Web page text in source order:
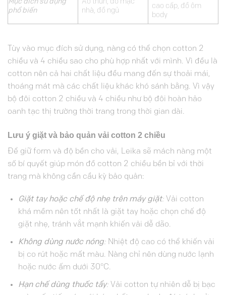
Mục đích sử dụng
phổ biến
Áo thun, đồ mặc
nhà, đồ ngủ
cao cấp, đồ ôm
body
Tùy vào mục đích sử dụng, nàng có thể chọn cotton 2
chiều và 4 chiều sao cho phù hợp nhất với mình. Vì đều là
cotton nên cả hai chất liệu đều mang đến sự thoải mái,
thoáng mát mà các chất liệu khác khó sánh bằng. Vì vậy
bộ đôi cotton 2 chiều và 4 chiều như bộ đôi hoàn hảo
oanh tạc thị trường thời trang trong thời gian dài.
Lưu ý giặt và bảo quản vải cotton 2 chiều
Để giữ form và độ bền cho vải, Leika sẽ mách nàng một
số bí quyết giúp món đồ cotton 2 chiều bền bỉ với thời
trang mà không cần cầu kỳ bảo quản:
Giặt tay hoặc chế độ nhẹ trên máy giặt:Vải cotton
khá mềm nên tốt nhất là giặt tay hoặc chọn chế độ
giặt nhẹ, tránh vắt mạnh khiến vải dễ dão.
Không dùng nước nóng:Nhiệt độ cao có thể khiến vải
bị co rút hoặc mất màu. Nàng chỉ nên dùng nước lạnh
hoặc nước ấm dưới 30°C.
Hạn chế dùng thuốc tẩy:Vải cotton tự nhiên dễ bị bạc